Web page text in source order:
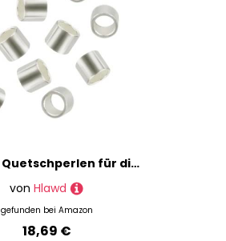
30 Stück Quetschperlen für die Schmuckherstellung – S925 Sterlingsilber Crimpperlen, 2 mm Quetschröhrenperlen für DIY Ohrringe, Armbänder, Halsketten, Schmuckherstellung und Basteln
von Hlawd
gefunden bei Amazon
18,69 €